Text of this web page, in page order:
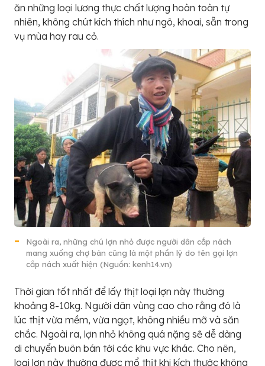
ăn những loại lương thực chất lượng hoàn toàn tự
nhiên, không chút kích thích như ngô, khoai, sẵn trong
vụ mùa hay rau cỏ.
Ngoài ra, những chú lợn nhỏ được người dân cắp nách
mang xuống chợ bán cũng là một phần lý do tên gọi lợn
cắp nách xuất hiện (Nguồn: kenh14.vn)
Thời gian tốt nhất để lấy thịt loại lợn này thường
khoảng 8-10kg. Người dân vùng cao cho rằng đó là
lúc thịt vừa mềm, vừa ngọt, không nhiều mỡ và săn
chắc. Ngoài ra, lợn nhỏ không quá nặng sẽ dễ dàng
di chuyển buôn bán tới các khu vực khác. Cho nên,
loại lợn này thường được mổ thịt khi kích thước không